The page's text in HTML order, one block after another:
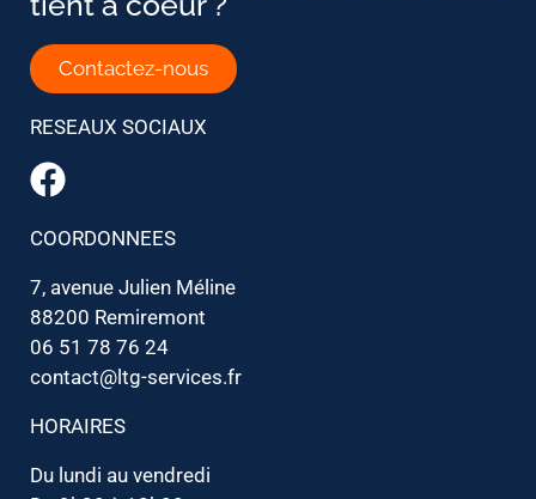
Contactez-nous
RESEAUX SOCIAUX
COORDONNEES
7, avenue Julien Méline
88200 Remiremont
06 51 78 76 24
contact@ltg-services.fr
HORAIRES
Du lundi au vendredi